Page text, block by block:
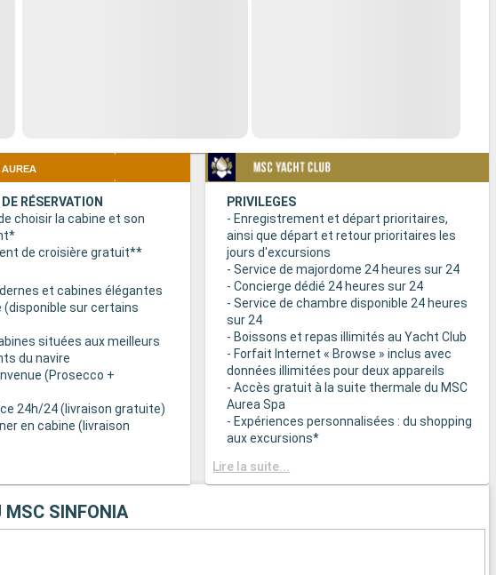
RÉSERVATION
choisir la cabine et son
de croisière gratuit**
et cabines élégantes
(disponible sur certains
situées aux meilleurs
du navire
(Prosecco +
24h/24 (livraison gratuite)
en cabine (livraison
& BAR
grand choix de spécialités
PRIVILEGES
- Enregistrement et départ prioritaires,
ainsi que départ et retour prioritaires les
jours d'excursions
- Service de majordome 24 heures sur 24
- Concierge dédié 24 heures sur 24
- Service de chambre disponible 24 heures
sur 24
- Boissons et repas illimités au Yacht Club
- Forfait Internet « Browse » inclus avec
données illimitées pour deux appareils
- Accès gratuit à la suite thermale du MSC
Aurea Spa
- Expériences personnalisées : du shopping
aux excursions*
suite
- Autres attentions personnelles : service
Lire la suite...
MSC SINFONIA